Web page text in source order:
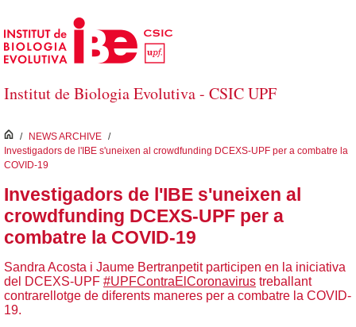
Salta al contingut principal
Institut de Biologia Evolutiva - CSIC UPF
inici
/ NEWS ARCHIVE /
Investigadors de l'IBE s'uneixen al crowdfunding DCEXS-UPF per a combatre la
COVID-19
Investigadors de l'IBE s'uneixen al
crowdfunding DCEXS-UPF per a
combatre la COVID-19
Sandra Acosta i Jaume Bertranpetit participen en la iniciativa
del DCEXS-UPF #UPFContraElCoronavirus treballant
contrarellotge de diferents maneres per a combatre la COVID-
19.